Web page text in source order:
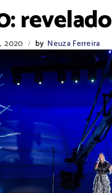
2020 / by Neuza Ferreira